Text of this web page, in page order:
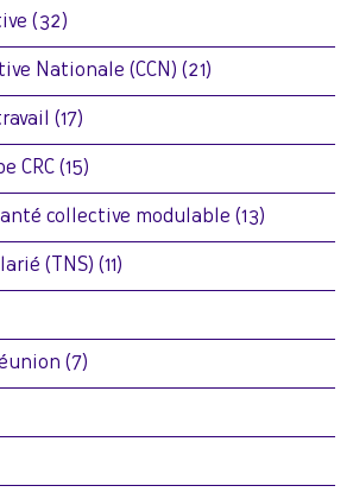
(32)
Nationale (CCN) (21)
(17)
CRC (15)
collective modulable (13)
(TNS) (11)
(7)